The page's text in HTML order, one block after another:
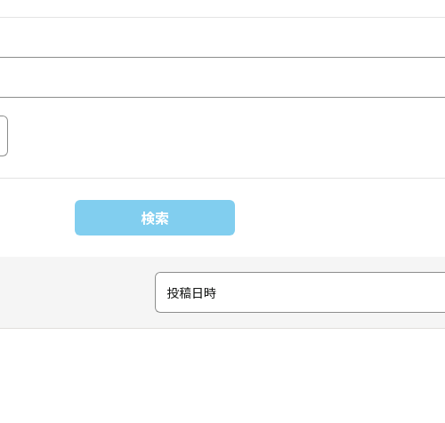
検索
投稿日時